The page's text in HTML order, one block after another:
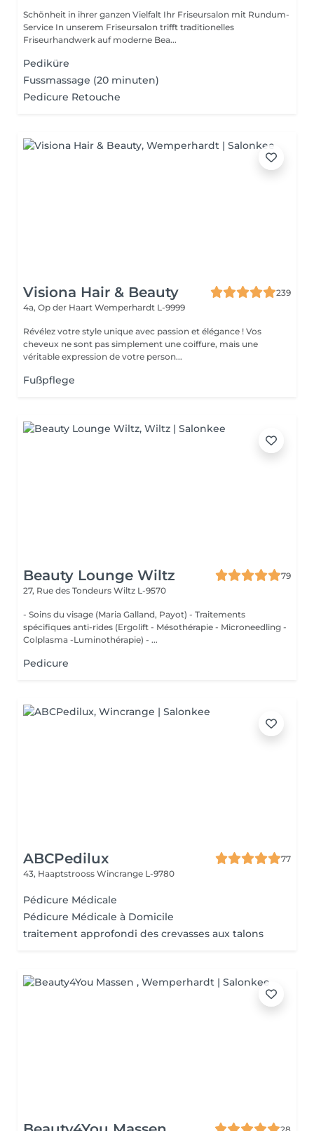
Schönheit in ihrer ganzen Vielfalt Ihr Friseursalon mit Rundum-
Service In unserem Friseursalon trifft traditionelles
Friseurhandwerk auf moderne Bea...
Pediküre
Fussmassage (20 minuten)
Pedicure Retouche
Visiona Hair & Beauty
239
4a, Op der Haart Wemperhardt L-9999
Révélez votre style unique avec passion et élégance ! Vos
cheveux ne sont pas simplement une coiffure, mais une
véritable expression de votre person...
Fußpflege
Beauty Lounge Wiltz
79
27, Rue des Tondeurs Wiltz L-9570
- Soins du visage (Maria Galland, Payot) - Traitements
spécifiques anti-rides (Ergolift - Mésothérapie - Microneedling -
Colplasma -Luminothérapie) - ...
Pedicure
ABCPedilux
77
43, Haaptstrooss Wincrange L-9780
Pédicure Médicale
Pédicure Médicale à Domicile
traitement approfondi des crevasses aux talons